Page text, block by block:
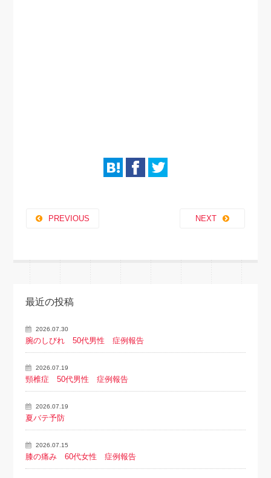
PREVIOUS NEXT
最近の投稿
2026.07.30
腕のしびれ 50代男性 症例報告
2026.07.19
頸椎症 50代男性 症例報告
2026.07.19
夏バテ予防
2026.07.15
膝の痛み 60代女性 症例報告